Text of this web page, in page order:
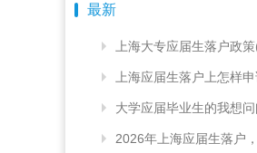
最新
上海大专应届生落户政
上海应届生落户上怎样
大学应届毕业生的我想
2026年上海应届生落户